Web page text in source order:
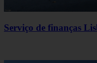
Serviço de finanças